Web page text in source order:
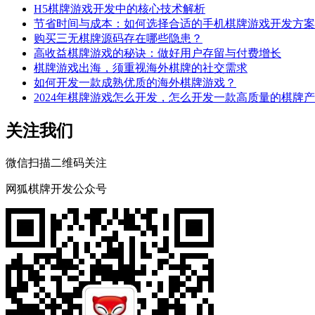
H5棋牌游戏开发中的核心技术解析
节省时间与成本：如何选择合适的手机棋牌游戏开发方
购买三无棋牌源码存在哪些隐患？
高收益棋牌游戏的秘诀：做好用户存留与付费增长
棋牌游戏出海，须重视海外棋牌的社交需求
如何开发一款成熟优质的海外棋牌游戏？
2024年棋牌游戏怎么开发，怎么开发一款高质量的棋牌
关注我们
微信扫描二维码关注
网狐棋牌开发公众号